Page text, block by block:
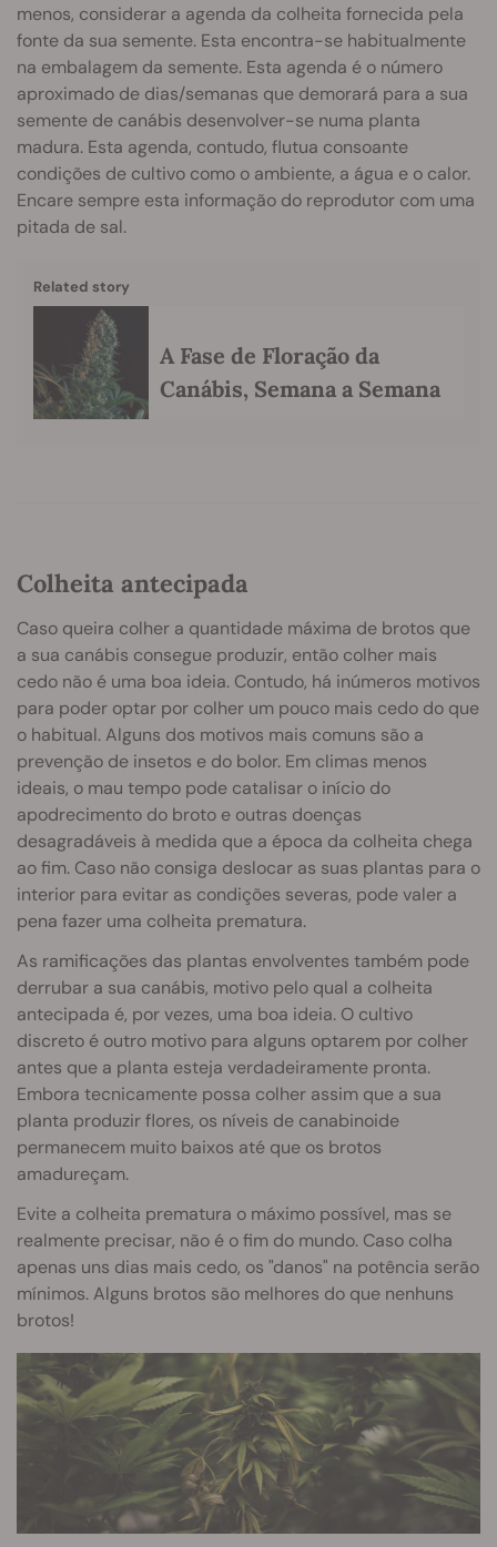
menos, considerar a agenda da colheita fornecida pela
fonte da sua semente. Esta encontra-se habitualmente
na embalagem da semente. Esta agenda é o número
aproximado de dias/semanas que demorará para a sua
semente de canábis desenvolver-se numa planta
madura. Esta agenda, contudo, flutua consoante
condições de cultivo como o ambiente, a água e o calor.
Encare sempre esta informação do reprodutor com uma
pitada de sal.
Related story
A Fase de Floração da
Canábis, Semana a Semana
Colheita antecipada
Caso queira colher a quantidade máxima de brotos que
a sua canábis consegue produzir, então colher mais
cedo não é uma boa ideia. Contudo, há inúmeros motivos
para poder optar por colher um pouco mais cedo do que
o habitual. Alguns dos motivos mais comuns são a
prevenção de insetos e do bolor. Em climas menos
ideais, o mau tempo pode catalisar o início do
apodrecimento do broto e outras doenças
desagradáveis à medida que a época da colheita chega
ao fim. Caso não consiga deslocar as suas plantas para o
interior para evitar as condições severas, pode valer a
pena fazer uma colheita prematura.
As ramificações das plantas envolventes também pode
derrubar a sua canábis, motivo pelo qual a colheita
antecipada é, por vezes, uma boa ideia. O cultivo
discreto é outro motivo para alguns optarem por colher
antes que a planta esteja verdadeiramente pronta.
Embora tecnicamente possa colher assim que a sua
planta produzir flores, os níveis de canabinoide
permanecem muito baixos até que os brotos
amadureçam.
Evite a colheita prematura o máximo possível, mas se
realmente precisar, não é o fim do mundo. Caso colha
apenas uns dias mais cedo, os "danos" na potência serão
mínimos. Alguns brotos são melhores do que nenhuns
brotos!